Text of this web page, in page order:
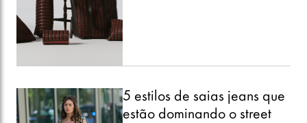
5 estilos de saias jeans que
estão dominando o street